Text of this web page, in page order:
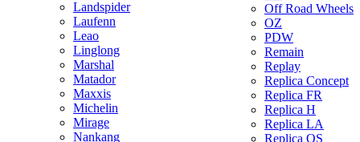
Landspider
Laufenn
Leao
Linglong
Marshal
Matador
Maxxis
Michelin
Mirage
Nankang
Off Road Wheels
OZ
PDW
Remain
Replay
Replica Concept
Replica FR
Replica H
Replica LA
Replica OS